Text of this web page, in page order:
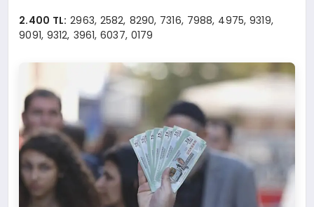
2.400 TL: 2963, 2582, 8290, 7316, 7988, 4975, 9319,
9091, 9312, 3961, 6037, 0179